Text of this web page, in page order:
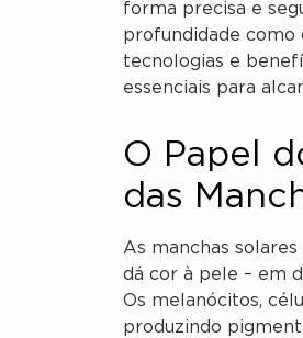
forma precisa e
profundidade como
tecnologias e
essenciais para
O Papel
das
As manchas
dá cor à pele – em
Os melanócitos,
produzindo